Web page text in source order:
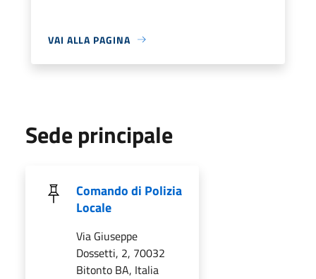
VAI ALLA PAGINA
Sede principale
Comando di Polizia
Locale
Via Giuseppe
Dossetti, 2, 70032
Bitonto BA, Italia